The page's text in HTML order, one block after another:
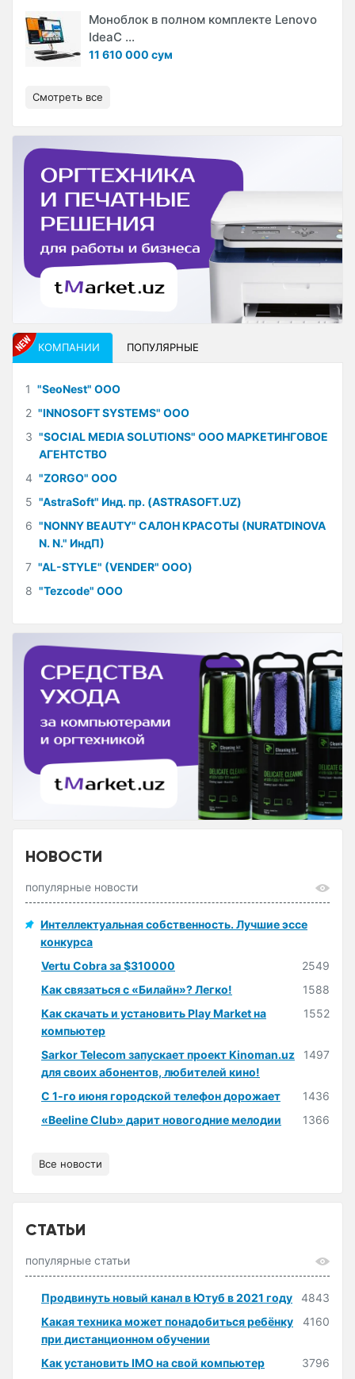
Моноблок в полном комплекте Lenovo
IdeaC ...
11 610 000 сум
Смотреть все
КОМПАНИИ ПОПУЛЯРНЫЕ
1 "SeoNest" ООО
2 "INNOSOFT SYSTEMS" ООО
3 "SOCIAL MEDIA SOLUTIONS" ООО МАРКЕТИНГОВОЕ
АГЕНТСТВО
4 "ZORGO" ООО
5 "AstraSoft" Инд. пр. (ASTRASOFT.UZ)
6 "NONNY BEAUTY" САЛОН КРАСОТЫ (NURATDINOVA
N. N." ИндП)
7 "AL-STYLE" (VENDER" ООО)
8 "Tezcode" ООО
НОВОСТИ
популярные новости
Интеллектуальная собственность. Лучшие эссе
конкурса
Vertu Cobra за $310000
2549
Как связаться с «Билайн»? Легко!
1588
Как скачать и установить Play Market на
компьютер
1552
Sarkor Telecom запускает проект Kinoman.uz
для своих абонентов, любителей кино!
1497
С 1-го июня городской телефон дорожает
1436
«Beeline Club» дарит новогодние мелодии
1366
Все новости
СТАТЬИ
популярные статьи
Продвинуть новый канал в Ютуб в 2021 году
4843
Какая техника может понадобиться ребёнку
при дистанционном обучении
4160
Как установить IMO на свой компьютер
3796